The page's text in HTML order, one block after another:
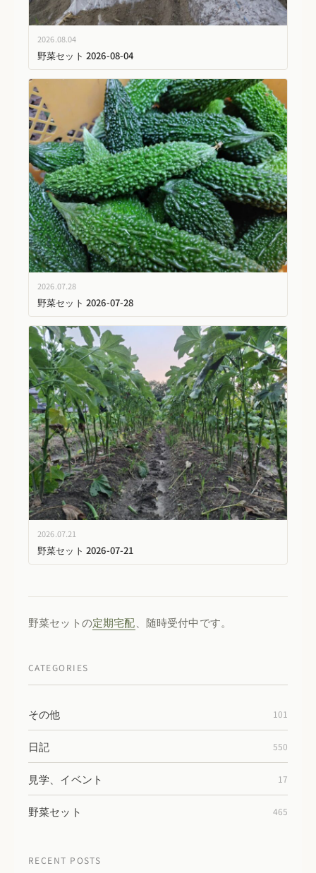
2026.08.04
野菜セット 2026-08-04
2026.07.28
野菜セット 2026-07-28
2026.07.21
野菜セット 2026-07-21
野菜セットの定期宅配 、随時受付中です。
CATEGORIES
その他 101
日記 550
見学、イベント 17
野菜セット 465
RECENT POSTS